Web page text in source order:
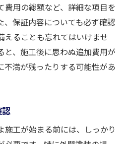
費用の総額など、詳細な項目を
、保証内容についても必ず確認
えることも忘れてはいけませ
と、施工後に思わぬ追加費用が
不満が残ったりする可能性があ
施工が始まる前には、しっかり